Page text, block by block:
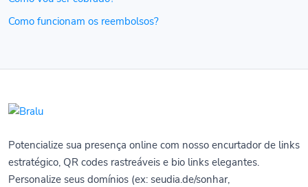
Como funcionam os reembolsos?
Potencialize sua presença online com nosso encurtador de links
estratégico, QR codes rastreáveis e bio links elegantes.
Personalize seus domínios (ex: seudia.de/sonhar,